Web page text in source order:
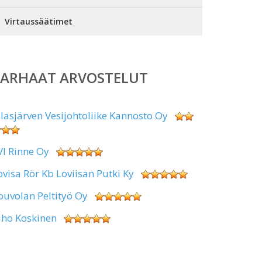
Virtaussäätimet
ARVOSTELUT
Vesijohtoliike Kannosto Oy
Rinne Oy
Rör Kb Loviisan Putki Ky
Peltityö Oy
Koskinen